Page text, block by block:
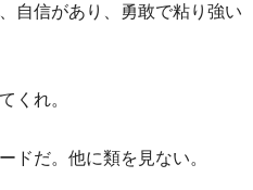
自信があり、勇敢で粘り強い
くれ。
ドだ。他に類を見ない。